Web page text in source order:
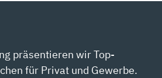
präsentieren wir Top-
für Privat und Gewerbe.